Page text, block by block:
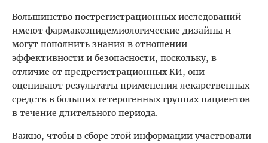
Большинство пострегистрационных исследований
имеют фармакоэпидемиологические дизайны и
могут пополнить знания в отношении
эффективности и безопасности, поскольку, в
отличие от предрегистрационных КИ, они
оценивают результаты применения лекарственных
средств в больших гетерогенных группах пациентов
в течение длительного периода.
Важно, чтобы в сборе этой информации участвовали